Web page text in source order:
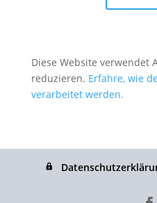
Diese Website verwendet
reduzieren. Erfahre, wie
verarbeitet werden.